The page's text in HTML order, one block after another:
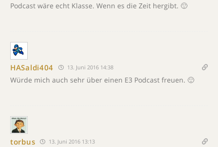
Podcast wäre echt Klasse. Wenn es die Zeit hergibt. 🙂
HASaldi404 13. Juni 2016 14:38
Würde mich auch sehr über einen E3 Podcast freuen. 🙂
torbus 13. Juni 2016 13:13